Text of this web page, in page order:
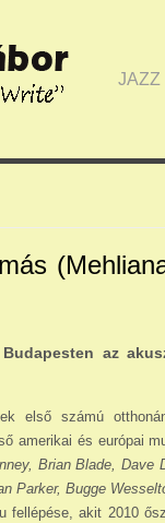
JAZZ
az
első számú
amerikai és európai
Brian Blade, Dave
Parker, Bugge
fellépése, akit 2010